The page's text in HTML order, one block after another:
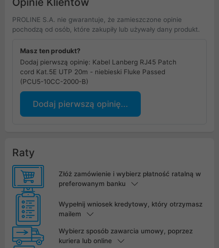
PROLINE S.A. nie gwarantuje, że zamieszczone opinie
pochodzą od osób, które zakupiły lub używały dany produkt.
Masz ten produkt?
Dodaj pierwszą opinię: Kabel Lanberg RJ45 Patch
cord Kat.5E UTP 20m - niebieski Fluke Passed
(PCU5-10CC-2000-B)
Dodaj pierwszą opinię...
Raty
Złóż zamówienie i wybierz płatność ratalną w
preferowanym banku
Wypełnij wniosek kredytowy, który otrzymasz
mailem
Wybierz sposób zawarcia umowy, poprzez
kuriera lub online